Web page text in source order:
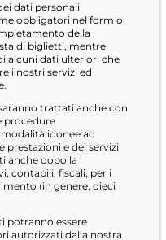
dati personali
obbligatori nel form o
della
di biglietti, mentre
alcuni dati ulteriori che
i nostri servizi ed
trattati anche con
procedure
idonee ad
prestazioni e dei servizi
anche dopo la
contabili, fiscali, per i
(in genere, dieci
potranno essere
autorizzati dalla nostra